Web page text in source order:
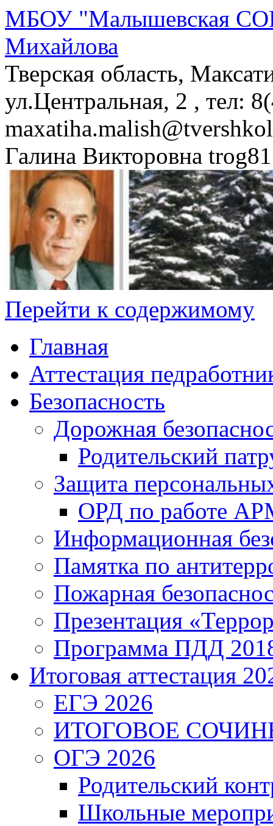
МБОУ "Малышевская
Михайлова
Тверская область,
ул.Центральная, 2 , тел:
Галина Викторовна
Перейти к содержимому
Главная
Аттестация
Безопасность
Дорожная
Родительский
Защита
ОРД по работе
Информационная
Памятка по
Пожарная
Презентация
Программа ПДД
Итоговая аттестация
ЕГЭ 2026
ИТОГОВОЕ
ОГЭ 2026
Родительский
Школьные